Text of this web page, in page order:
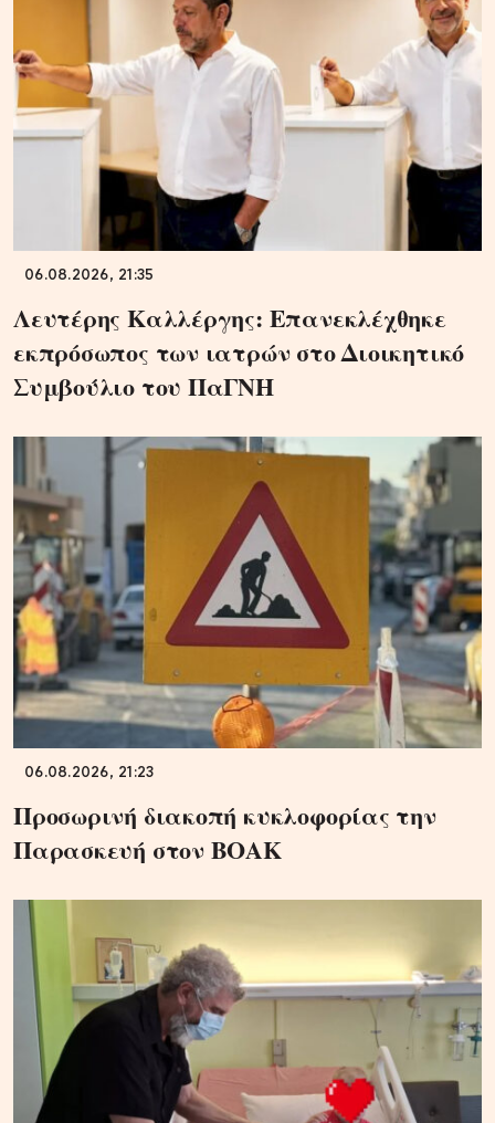
06.08.2026, 21:35
Λευτέρης Καλλέργης: Επανεκλέχθηκε
εκπρόσωπος των ιατρών στο Διοικητικό
Συμβούλιο του ΠαΓΝΗ
06.08.2026, 21:23
Προσωρινή διακοπή κυκλοφορίας την
Παρασκευή στον ΒΟΑΚ